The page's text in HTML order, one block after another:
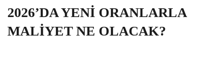
2026’DA YENİ ORANLARLA
MALİYET NE OLACAK?